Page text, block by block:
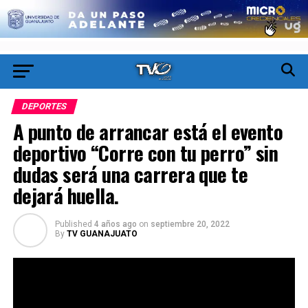
DEPORTES
A punto de arrancar está el evento
deportivo “Corre con tu perro” sin
dudas será una carrera que te
dejará huella.
Published 4 años ago on septiembre 20, 2022
By TV GUANAJUATO